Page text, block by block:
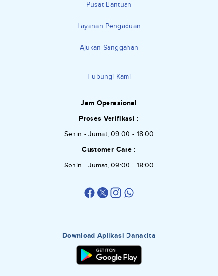
Pusat Bantuan
Layanan Pengaduan
Ajukan Sanggahan
Hubungi Kami
Jam Operasional
Proses Verifikasi :
Senin - Jumat, 09:00 - 18:00
Customer Care :
Senin - Jumat, 09:00 - 18:00
Download Aplikasi Danacita